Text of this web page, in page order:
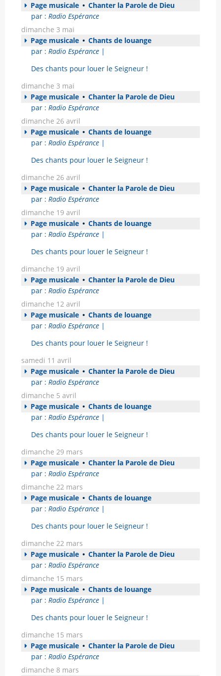
Page musicale • Chanter la Parole de Dieu
par : Radio Espérance
dimanche 3 mai
Page musicale • Chants de louange
par : Radio Espérance |
Des chants pour louer le Seigneur !
dimanche 3 mai
Page musicale • Chanter la Parole de Dieu
par : Radio Espérance
dimanche 26 avril
Page musicale • Chants de louange
par : Radio Espérance |
Des chants pour louer le Seigneur !
dimanche 26 avril
Page musicale • Chanter la Parole de Dieu
par : Radio Espérance
dimanche 19 avril
Page musicale • Chants de louange
par : Radio Espérance |
Des chants pour louer le Seigneur !
dimanche 19 avril
Page musicale • Chanter la Parole de Dieu
par : Radio Espérance
dimanche 12 avril
Page musicale • Chants de louange
par : Radio Espérance |
Des chants pour louer le Seigneur !
samedi 11 avril
Page musicale • Chanter la Parole de Dieu
par : Radio Espérance
dimanche 5 avril
Page musicale • Chants de louange
par : Radio Espérance |
Des chants pour louer le Seigneur !
dimanche 29 mars
Page musicale • Chanter la Parole de Dieu
par : Radio Espérance
dimanche 22 mars
Page musicale • Chants de louange
par : Radio Espérance |
Des chants pour louer le Seigneur !
dimanche 22 mars
Page musicale • Chanter la Parole de Dieu
par : Radio Espérance
dimanche 15 mars
Page musicale • Chants de louange
par : Radio Espérance |
Des chants pour louer le Seigneur !
dimanche 15 mars
Page musicale • Chanter la Parole de Dieu
par : Radio Espérance
dimanche 8 mars